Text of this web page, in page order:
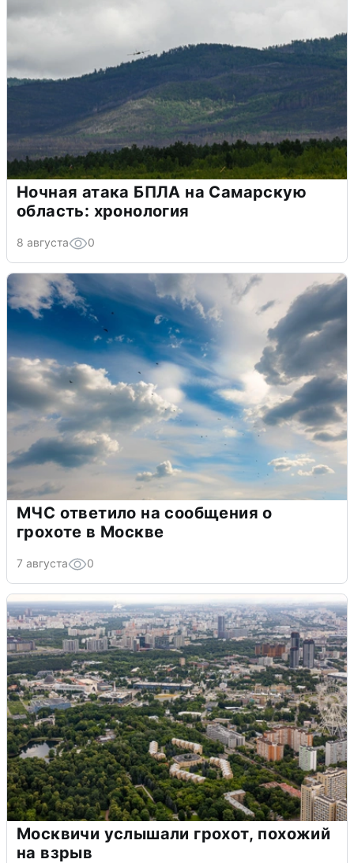
Ночная атака БПЛА на Самарскую
область: хронология
8 августа 0
МЧС ответило на сообщения о
грохоте в Москве
7 августа 0
Москвичи услышали грохот, похожий
на взрыв